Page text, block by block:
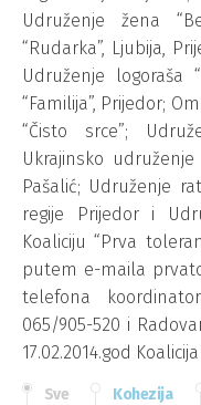
Udruženje žena
“Rudarka”, Ljubija,
Udruženje logoraša
“Familija”, Prijedor;
“Čisto srce”;
Ukrajinsko udruženje
Pašalić; Udruženje
regije Prijedor i
Koaliciju “Prva
putem e-maila
telefona
065/905-520 i
17.02.2014.god
Sve Kohezija